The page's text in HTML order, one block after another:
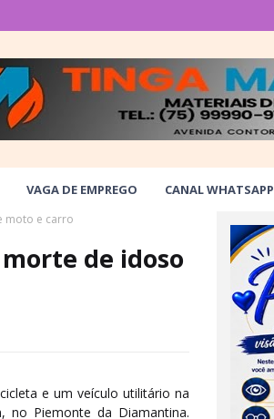
VAGA DE EMPREGO CANAL WHATSAPP
moto e carro
de idoso
e um veículo utilitário na
no Piemonte da Diamantina.